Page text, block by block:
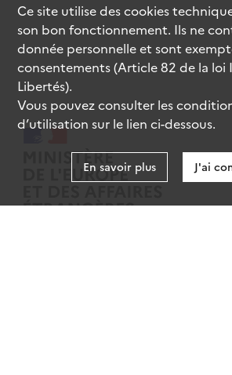
Ce site utilise descookies
son bon fonctionnement. Ils ne
donnée personnelle et sont
consentements (Article 82 de la
Libertés).
Vous pouvez consulter les
d’utilisation sur le lien ci-dessous.
En savoir plus J'ai